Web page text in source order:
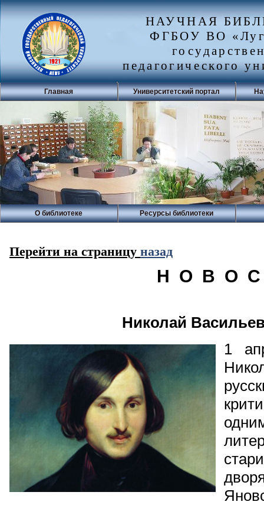
НАУЧНАЯ
ФГБОУ ВО
педагогического
Главная Университетский портал
О библиотеке Ресурсы библиотеки
Перейти на страницу назад
Н О В О
Николай
1